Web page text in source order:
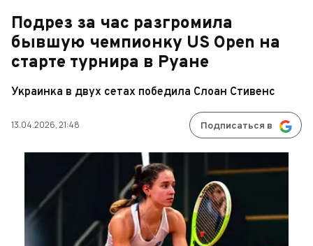
Подрез за час разгромила
бывшую чемпионку US Open на
старте турнира в Руане
Украинка в двух сетах победила Слоан Стивенс
13.04.2026, 21:48 Подписаться в